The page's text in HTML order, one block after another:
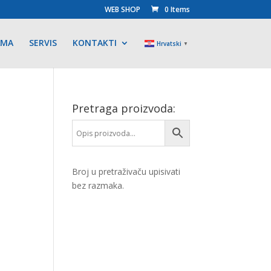
WEB SHOP 0 Items
SERVIS KONTAKTI Hrvatski ▼
Pretraga proizvoda:
Broj u pretraživaču upisivati
bez razmaka.